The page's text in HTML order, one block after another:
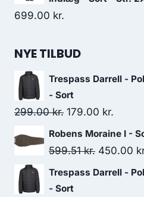
699.00 kr.
NYE TILBUD
Trespass Darrell -
- Sort
299.00kr. Original
price
was:
179.00 kr.
price
is:
Robens Moraine I -
599.51kr. Original
price
450.00
Trespass Darrell -
- Sort